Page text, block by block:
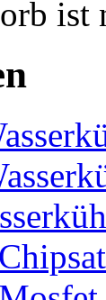
ist